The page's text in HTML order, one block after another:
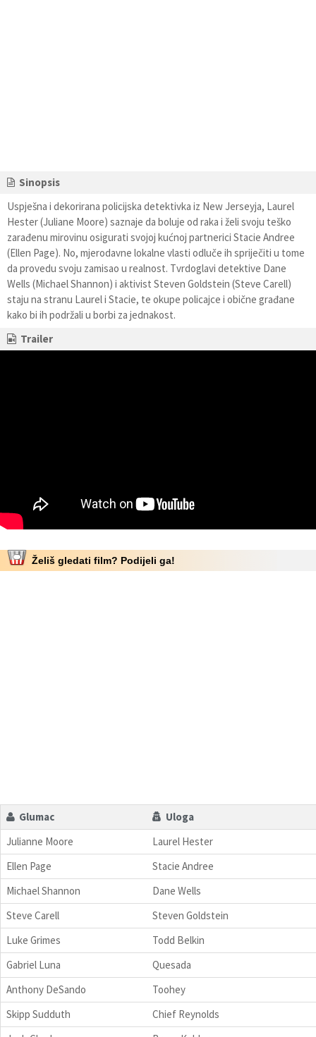
Sinopsis
Uspješna i dekorirana policijska detektivka iz New Jerseyja, Laurel
Hester (Juliane Moore) saznaje da boluje od raka i želi svoju teško
zarađenu mirovinu osigurati svojoj kućnoj partnerici Stacie Andree
(Ellen Page). No, mjerodavne lokalne vlasti odluče ih spriječiti u tome
da provedu svoju zamisao u realnost. Tvrdoglavi detektive Dane
Wells (Michael Shannon) i aktivist Steven Goldstein (Steve Carell)
staju na stranu Laurel i Stacie, te okupe policajce i obične građane
kako bi ih podržali u borbi za jednakost.
Trailer
Želiš gledati film? Podijeli ga!
Glumac
Uloga
Julianne Moore
Laurel Hester
Ellen Page
Stacie Andree
Michael Shannon
Dane Wells
Steve Carell
Steven Goldstein
Luke Grimes
Todd Belkin
Gabriel Luna
Quesada
Anthony DeSando
Toohey
Skipp Sudduth
Chief Reynolds